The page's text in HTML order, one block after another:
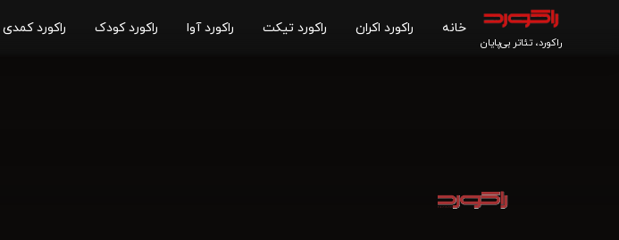
راکورد، تئاتر بی‌پایان
خانه راکورد اکران راکورد تیکت راکورد آوا راکورد کودک راکورد کمدی